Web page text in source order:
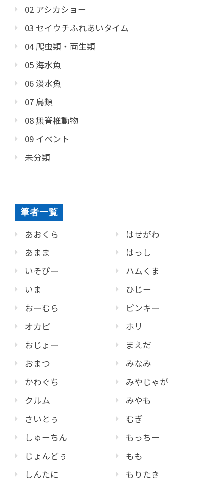
02 アシカショー
03 セイウチふれあいタイム
04 爬虫類・両生類
05 海水魚
06 淡水魚
07 鳥類
08 無脊椎動物
09 イベント
未分類
筆者一覧
あおくら
あまま
いそぴー
いま
おーむら
オカピ
おじょー
おまつ
かわぐち
クルム
さいとぅ
しゅーちん
じょんどぅ
しんたに
はせがわ
はっし
ハムくま
ひじー
ピンキー
ホリ
まえだ
みなみ
みやじゃが
みやも
むぎ
もっちー
もも
もりたき